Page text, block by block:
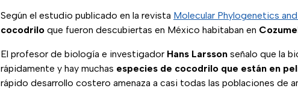
Según el estudio publicado en la revista Molecular Phylogenetics
cocodrilo que fueron descubiertas en México habitaban en
El profesor de biología e investigador Hans Larsson señalo que la
rápidamente y hay muchas especies de cocodrilo que están en
rápido desarrollo costero amenaza a casi todas las poblaciones de